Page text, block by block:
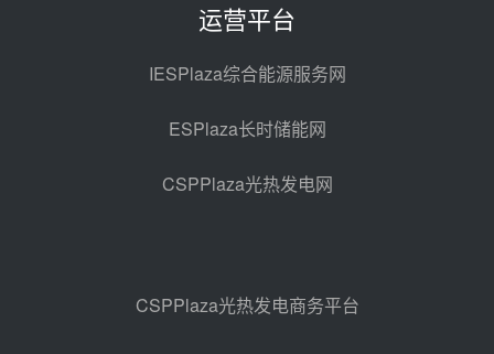
热发电工程EPC总承包项目熔盐截
昊森机电中标新疆华电天山北麓基
地100MW光热发电工程EPC总承
包项目熔盐介质超声波流量计采购
前天 08-05 17:09
前天 08-05 14:48
运营平台
IESPlaza综合能源服务网
ESPlaza长时储能网
CSPPlaza光热发电网
CSPPlaza光热发电商务平台